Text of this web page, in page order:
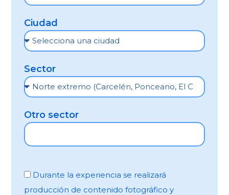
Ciudad
Sector
Otro sector
Durante la experiencia se realizará
producción de contenido fotográfico y